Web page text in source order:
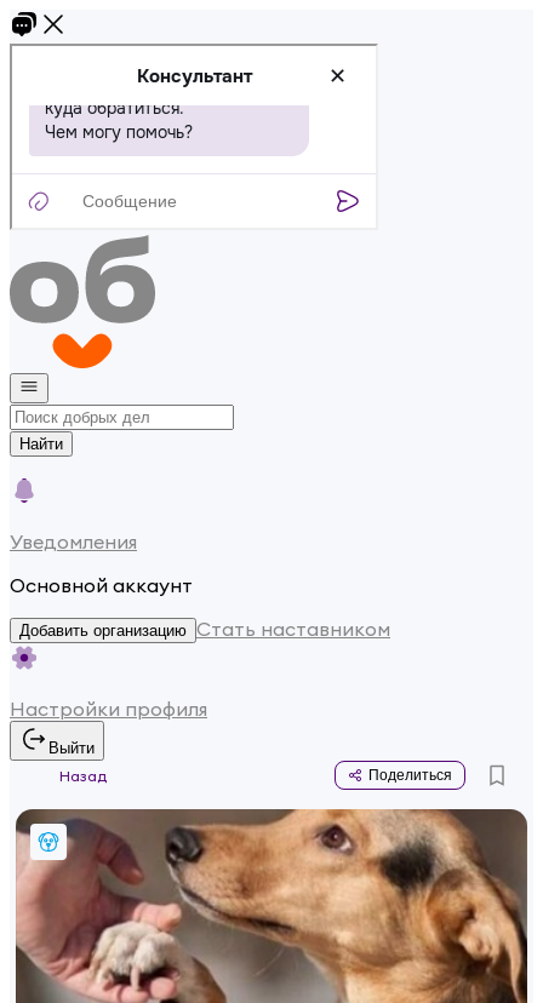
Найти
Уведомления
Основной аккаунт
Добавить организацию Стать наставником
Настройки профиля
Выйти
Назад
Поделиться